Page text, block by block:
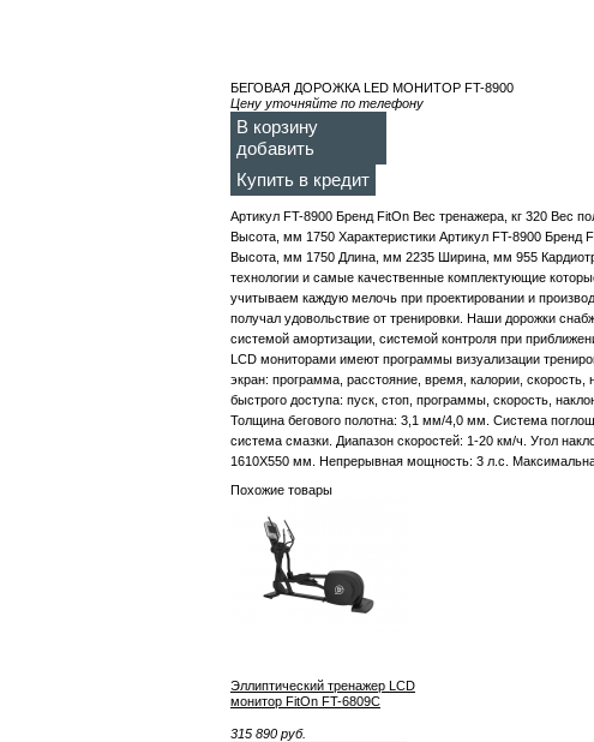
БЕГОВАЯ ДОРОЖКА LЕD МОНИТОР FT-8900
Цену уточняйте по телефону
В корзину
добавить
Купить в кредит
Артикул FT-8900 Бренд FitOn Вес тренажера, кг 320 Вес
Высота, мм 1750 Характеристики Артикул FT-8900 Бренд
Высота, мм 1750 Длина, мм 2235 Ширина, мм 955
технологии и самые качественные комплектующие
учитываем каждую мелочь при проектировании и
получал удовольствие от тренировки. Наши дорожки
системой амортизации, системой контроля при
LCD мониторами имеют программы визуализации
экран: программа, расстояние, время, калории,
быстрого доступа: пуск, стоп, программы, скорость,
Толщина бегового полотна: 3,1 мм/4,0 мм. Система
система смазки. Диапазон скоростей: 1-20 км/ч. Угол
1610Х550 мм. Непрерывная мощность: 3 л.с.
Похожие товары
Эллиптический тренажер LCD
монитор FitOn FT-6809C
315 890 руб.